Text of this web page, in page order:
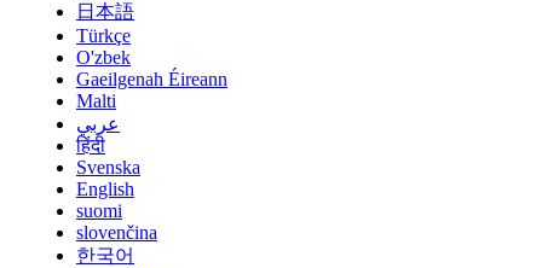
日本語
Türkçe
O'zbek
Gaeilgenah Éireann
Malti
عربي
हिंदी
Svenska
English
suomi
slovenčina
한국어